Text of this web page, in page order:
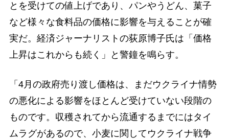
とを受けての値上げであり、パンやうどん、菓子
など様々な食料品の価格に影響を与えることが確
実だ。経済ジャーナリストの荻原博子氏は「価格
上昇はこれからも続く」と警鐘を鳴らす。
「4月の政府売り渡し価格は、まだウクライナ情勢
の悪化による影響をほとんど受けていない段階の
ものです。収穫されてから流通するまでにはタイ
ムラグがあるので、小麦に関してウクライナ戦争